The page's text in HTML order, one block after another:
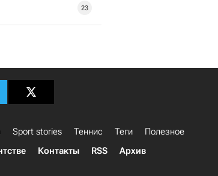
23
Sport stories Теннис Теги
Полезное
Контакты RSS Архив